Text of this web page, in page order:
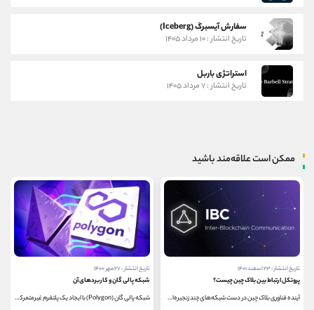
سفارش آیسبرگ (Iceberg)
تاریخ انتشار : ۱۰ مرداد ۱۴۰۵
استراتژی باربل
تاریخ انتشار : ۷ مرداد ۱۴۰۵
ممکن است علاقه‌مند باشید
تاریخ انتشار : ۲۷ مهر ۱۴۰۰
شبکه پالی گان و کاربردهای آن
شبکه پالی گان (Polygon) با ایجاد یک پلتفرم غیرمتمرکز...
تاریخ انتشار : ۲۲ فروردین ۱۴۰۲
بلاک یتیم چیست؟
در اصطلاح بلاک چین، بلاک های یتیم بلاک هایی هستند...